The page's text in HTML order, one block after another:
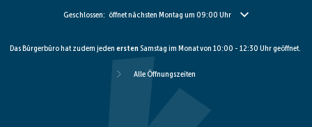
Klicken, um weitere Öffnungs- oder Schließzeiten auszublenden
Geschlossen: öffnet nächsten Montag um 09:00 Uhr
Das Bürgerbüro hat zudem jeden ersten Samstag im Monat von 10:00 - 12:30 Uhr geöffnet.
Alle Öffnungszeiten